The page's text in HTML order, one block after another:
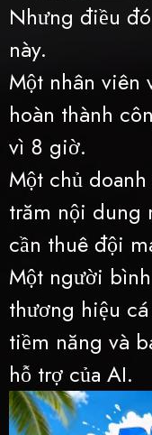
Nhưng điều
này.
Một nhân viên
hoàn thành
vì 8 giờ.
Một chủ
trăm nội dung
cần thuê đội
Một người
thương hiệu
tiềm năng và
hỗ trợ của AI.